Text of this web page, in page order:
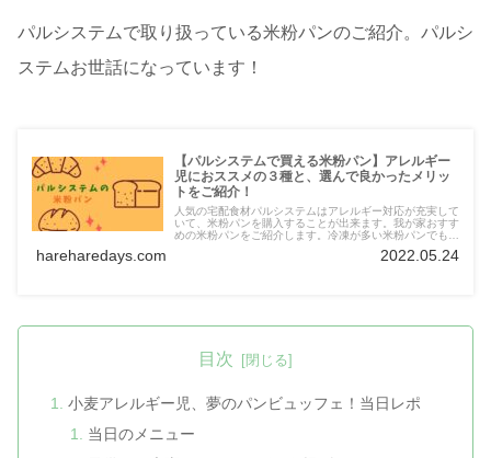
パルシステムで取り扱っている米粉パンのご紹介。パルシ
ステムお世話になっています！
【パルシステムで買える米粉パン】アレルギー
児におススメの３種と、選んで良かったメリッ
トをご紹介！
人気の宅配食材パルシステムはアレルギー対応が充実して
いて、米粉パンを購入することが出来ます。我が家おすす
めの米粉パンをご紹介します。冷凍が多い米粉パンでも送
hareharedays.com 2022.05.24
目次
小麦アレルギー児、夢のパンビュッフェ！当日レポ
当日のメニュー